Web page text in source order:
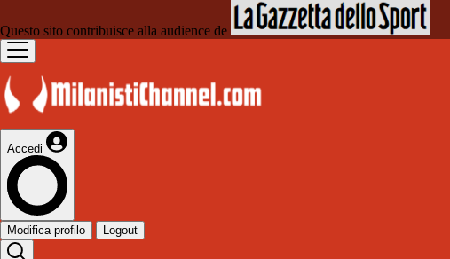
Questo sito contribuisce alla audience de
Accedi
Modifica profilo Logout